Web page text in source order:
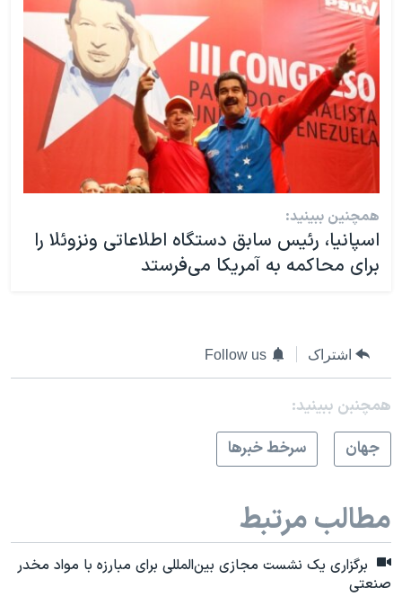
همچنین ببینید:
اسپانیا، رئیس سابق دستگاه اطلاعاتی ونزوئلا را
برای محاکمه به آمریکا می‌فرستد
اشتراک Follow us
همچنبن ببینید:
جهان
سرخط خبرها
مطالب مرتبط
برگزاری یک نشست مجازی بین‌المللی برای مبارزه با مواد مخدر
صنعتی